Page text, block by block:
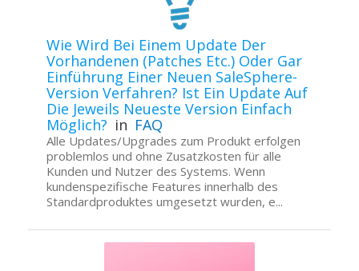
Wie Wird Bei Einem Update Der
Vorhandenen (Patches Etc.) Oder Gar
Einführung Einer Neuen SaleSphere-
Version Verfahren? Ist Ein Update Auf
Die Jeweils Neueste Version Einfach
Möglich? in FAQ
Alle Updates/Upgrades zum Produkt erfolgen
problemlos und ohne Zusatzkosten für alle
Kunden und Nutzer des Systems. Wenn
kundenspezifische Features innerhalb des
Standardproduktes umgesetzt wurden, e...